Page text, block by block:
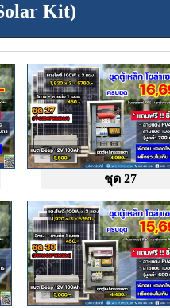
Kit)
ชุด 27